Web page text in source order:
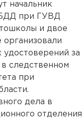
начальник
при ГУВД
и двое
удостоверений за
следственном
при
дела в
отделения